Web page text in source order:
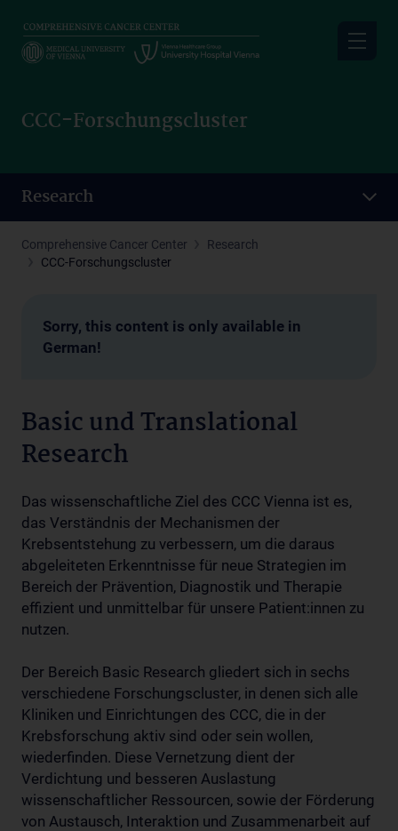
main
CCC-Forschungscluster
Research
Comprehensive Cancer Center
Research
CCC-Forschungscluster
Sorry, this content is only available in
German!
Basic und Translational
Research
Das wissenschaftliche Ziel des CCC Vienna ist es,
das Verständnis der Mechanismen der
Krebsentstehung zu verbessern, um die daraus
abgeleiteten Erkenntnisse für neue Strategien im
Bereich der Prävention, Diagnostik und Therapie
effizient und unmittelbar für unsere Patient:innen zu
nutzen.
Der Bereich Basic Research gliedert sich in sechs
verschiedene Forschungscluster, in denen sich alle
Kliniken und Einrichtungen des CCC, die in der
Krebsforschung aktiv sind oder sein wollen,
wiederfinden. Diese Vernetzung dient der
Verdichtung und besseren Auslastung
wissenschaftlicher Ressourcen, sowie der Förderung
von Austausch, Interaktion und Zusammenarbeit auf